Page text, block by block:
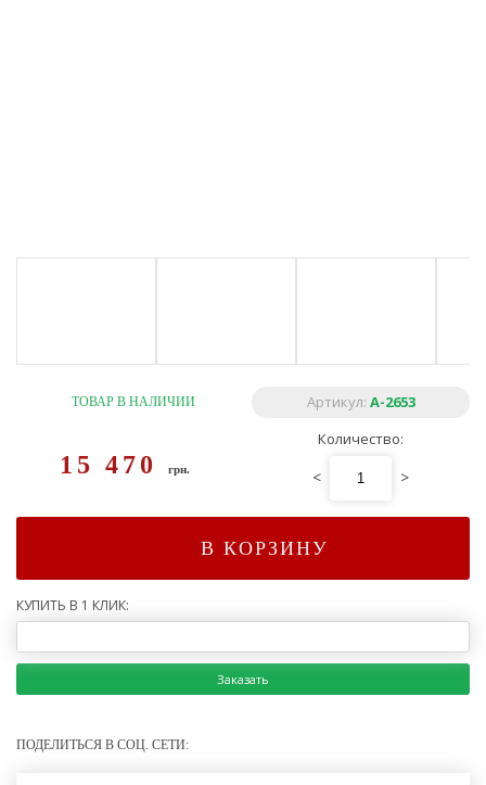
ТОВАР В НАЛИЧИИ Артикул: A-2653
15 470грн.
Количество:
< >
В КОРЗИНУ
КУПИТЬ В 1 КЛИК:
Заказать
ПОДЕЛИТЬСЯ В СОЦ. СЕТИ: